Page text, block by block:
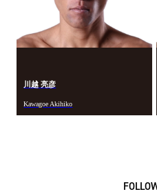
川越 亮彦
Kawagoe Akihiko